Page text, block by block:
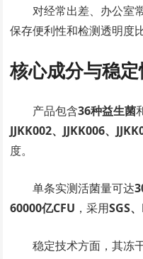
对经常出差、办公室
保存便利性和检测透明度
核心成分与稳
产品包含36种益生菌
JJKK002、JJKK006、
度。
单条实测活菌量可达
60000亿CFU ，采用SGS
稳定技术方面，其